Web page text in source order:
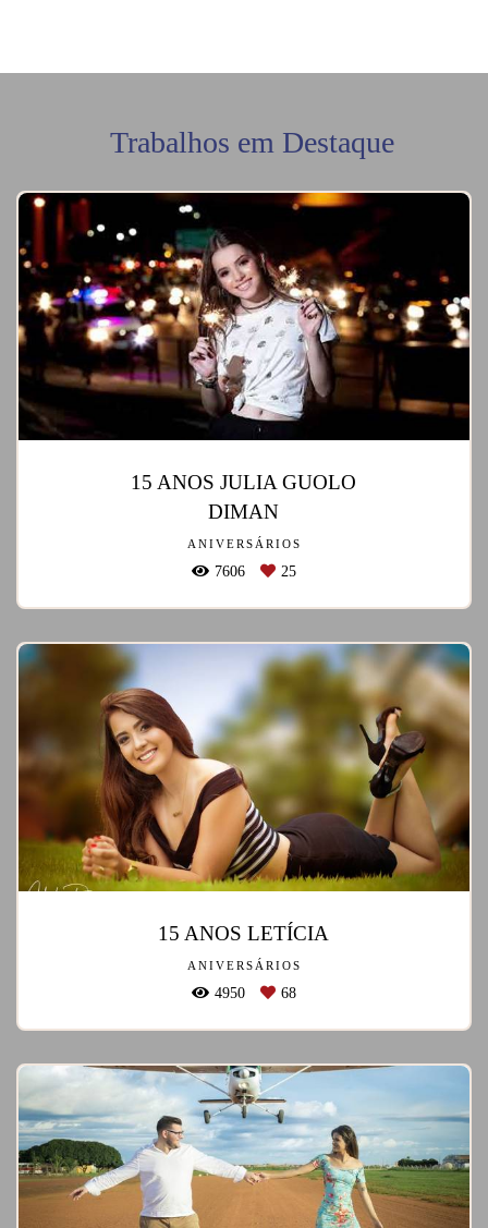
Trabalhos em Destaque
15 ANOS JULIA GUOLO
DIMAN
ANIVERSÁRIOS
7606 25
15 ANOS LETÍCIA
ANIVERSÁRIOS
4950 68